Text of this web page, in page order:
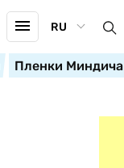
RU
Пленки Миндича